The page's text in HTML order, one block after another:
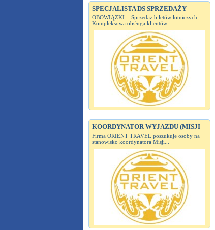
SPECJALISTA DS SPRZEDAŻY
OBOWIĄZKI: - Sprzedaż biletów lotniczych, -
Kompleksowa obsługa klientów...
KOORDYNATOR WYJAZDU (MISJI
Firma ORIENT TRAVEL poszukuje osoby na
stanowisko koordynatora Misji...